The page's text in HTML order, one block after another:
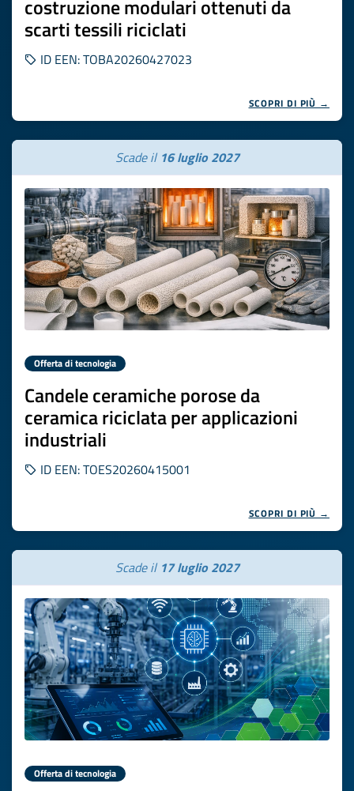
costruzione modulari ottenuti da
scarti tessili riciclati
ID EEN: TOBA20260427023
SCOPRI DI PIÙ →
Scade il 16 luglio 2027
Offerta di tecnologia
Candele ceramiche porose da
ceramica riciclata per applicazioni
industriali
ID EEN: TOES20260415001
SCOPRI DI PIÙ →
Scade il 17 luglio 2027
Offerta di tecnologia